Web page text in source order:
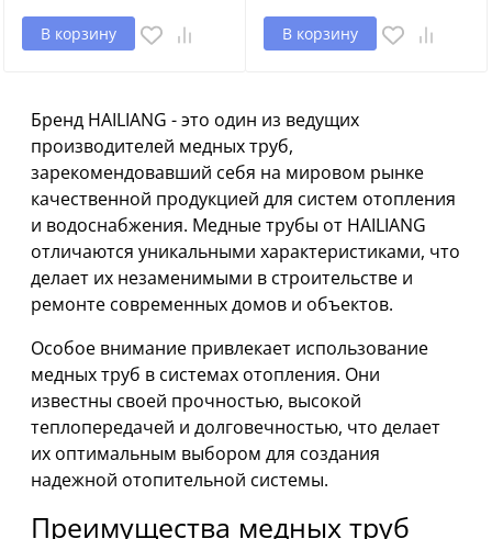
В корзину В корзину
Бренд HAILIANG - это один из ведущих
производителей медных труб,
зарекомендовавший себя на мировом рынке
качественной продукцией для систем отопления
и водоснабжения. Медные трубы от HAILIANG
отличаются уникальными характеристиками, что
делает их незаменимыми в строительстве и
ремонте современных домов и объектов.
Особое внимание привлекает использование
медных труб в системах отопления. Они
известны своей прочностью, высокой
теплопередачей и долговечностью, что делает
их оптимальным выбором для создания
надежной отопительной системы.
Преимущества медных труб